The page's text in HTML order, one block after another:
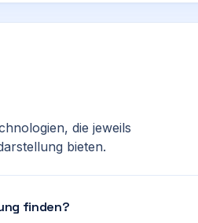
die jeweils
bieten.
finden?